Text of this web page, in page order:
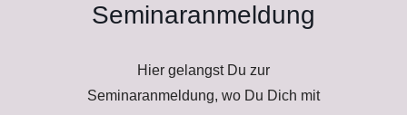
Seminaranmeldung
Hier gelangst Du zur
Seminaranmeldung, wo Du Dich mit